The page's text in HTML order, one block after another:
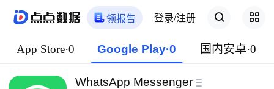
领报告 登录/注册
App Store·0 Google Play·0 国内安卓·0
WhatsApp Messenger